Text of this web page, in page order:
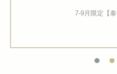
7-9月限定【泰